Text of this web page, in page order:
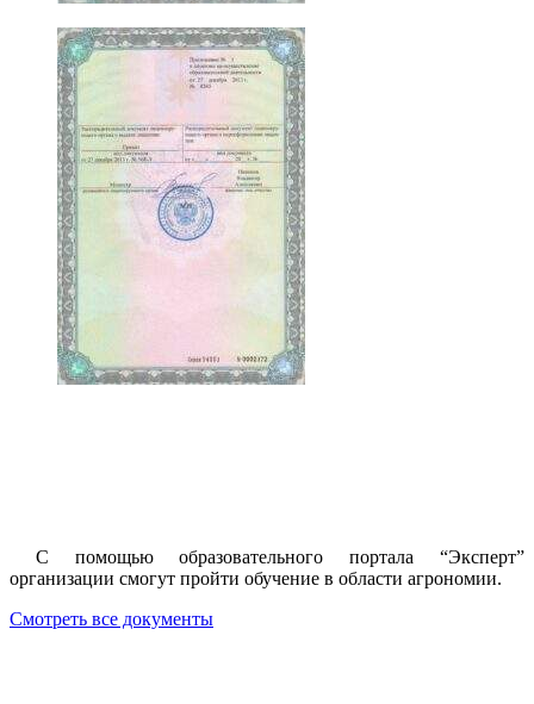
С помощью образовательного портала “Эксперт”
организации смогут пройти обучение в области агрономии.
Смотреть все документы